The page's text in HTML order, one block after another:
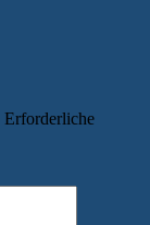
Erforderliche